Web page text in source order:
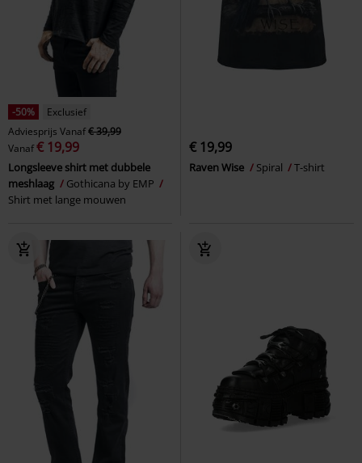
-50%
Exclusief
Adviesprijs Vanaf€ 39,99
Vanaf€ 19,99
Longsleeve shirt met dubbele
meshlaag
Gothicana by EMP
Shirt met lange mouwen
€ 19,99
Raven Wise Spiral T-shirt